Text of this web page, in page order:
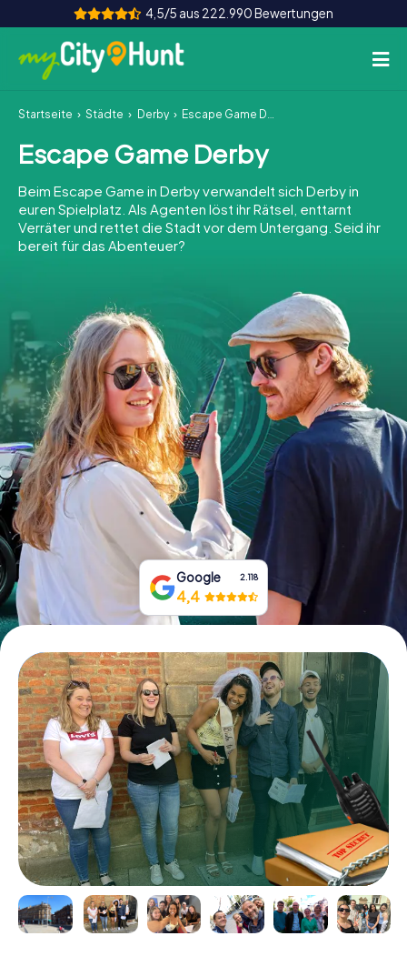
4,5/5 aus 222.990 Bewertungen
So funktioniert's
Städte
Touren
Teamevent
INT AT CH
DE
ES
FR UK
IE
IT
NL
Tickets buchen
Gutscheine bestellen
Startseite Städte Derby Escape Game Derby
Escape Game Derby
Beim Escape Game in Derby verwandelt sich Derby in
euren Spielplatz. Als Agenten löst ihr Rätsel, enttarnt
Verräter und rettet die Stadt vor dem Untergang. Seid ihr
bereit für das Abenteuer?
Google 2.118
4,4